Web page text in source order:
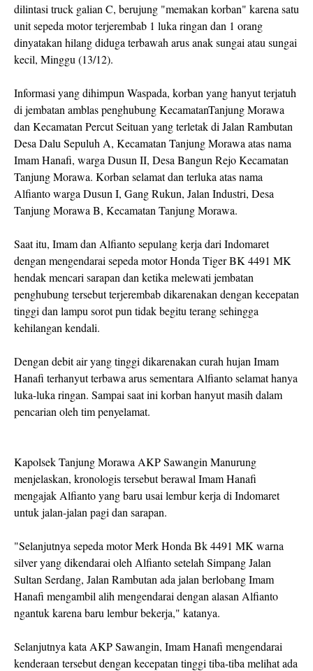
dilintasi truck galian C, berujung "memakan korban" karena satu
unit sepeda motor terjerembab 1 luka ringan dan 1 orang
dinyatakan hilang diduga terbawah arus anak sungai atau sungai
kecil, Minggu (13/12).
Informasi yang dihimpun Waspada, korban yang hanyut terjatuh
di jembatan amblas penghubung KecamatanTanjung Morawa
dan Kecamatan Percut Seituan yang terletak di Jalan Rambutan
Desa Dalu Sepuluh A, Kecamatan Tanjung Morawa atas nama
Imam Hanafi, warga Dusun II, Desa Bangun Rejo Kecamatan
Tanjung Morawa. Korban selamat dan terluka atas nama
Alfianto warga Dusun I, Gang Rukun, Jalan Industri, Desa
Tanjung Morawa B, Kecamatan Tanjung Morawa.
Saat itu, Imam dan Alfianto sepulang kerja dari Indomaret
dengan mengendarai sepeda motor Honda Tiger BK 4491 MK
hendak mencari sarapan dan ketika melewati jembatan
penghubung tersebut terjerembab dikarenakan dengan kecepatan
tinggi dan lampu sorot pun tidak begitu terang sehingga
kehilangan kendali.
Dengan debit air yang tinggi dikarenakan curah hujan Imam
Hanafi terhanyut terbawa arus sementara Alfianto selamat hanya
luka-luka ringan. Sampai saat ini korban hanyut masih dalam
pencarian oleh tim penyelamat.
Kapolsek Tanjung Morawa AKP Sawangin Manurung
menjelaskan, kronologis tersebut berawal Imam Hanafi
mengajak Alfianto yang baru usai lembur kerja di Indomaret
untuk jalan-jalan pagi dan sarapan.
"Selanjutnya sepeda motor Merk Honda Bk 4491 MK warna
silver yang dikendarai oleh Alfianto setelah Simpang Jalan
Sultan Serdang, Jalan Rambutan ada jalan berlobang Imam
Hanafi mengambil alih mengendarai dengan alasan Alfianto
ngantuk karena baru lembur bekerja," katanya.
Selanjutnya kata AKP Sawangin, Imam Hanafi mengendarai
kenderaan tersebut dengan kecepatan tinggi tiba-tiba melihat ada